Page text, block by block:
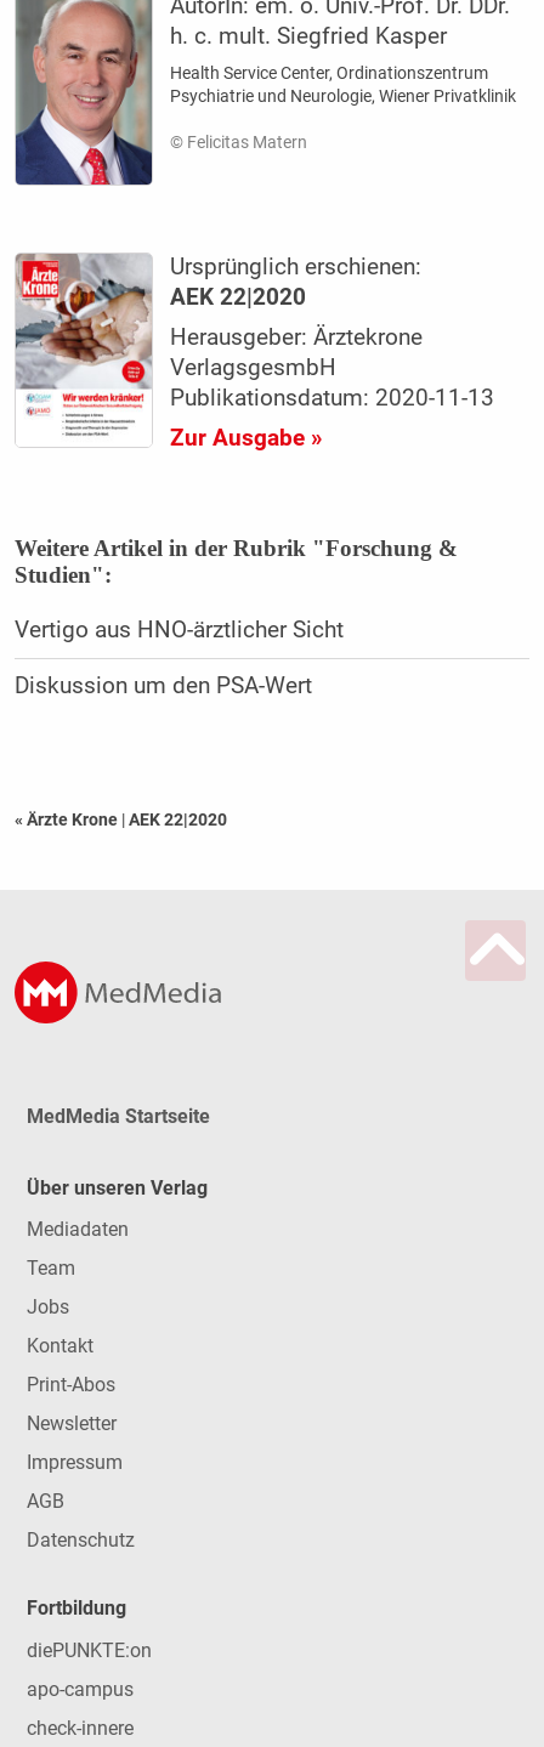
AutorIn: em. o. Univ.-Prof. Dr. DDr.
h. c. mult. Siegfried Kasper
Health Service Center, Ordinationszentrum
Psychiatrie und Neurologie, Wiener Privatklinik
© Felicitas Matern
Ursprünglich erschienen:
AEK 22|2020
Herausgeber: Ärztekrone
VerlagsgesmbH
Publikationsdatum: 2020-11-13
Zur Ausgabe »
Weitere Artikel in der Rubrik "Forschung &
Studien":
Vertigo aus HNO-ärztlicher Sicht
Diskussion um den PSA-Wert
« Ärzte Krone |AEK 22|2020
MedMedia Startseite
Über unseren Verlag
Mediadaten
Team
Jobs
Kontakt
Print-Abos
Newsletter
Impressum
AGB
Datenschutz
Fortbildung
diePUNKTE:on
apo-campus
check-innere